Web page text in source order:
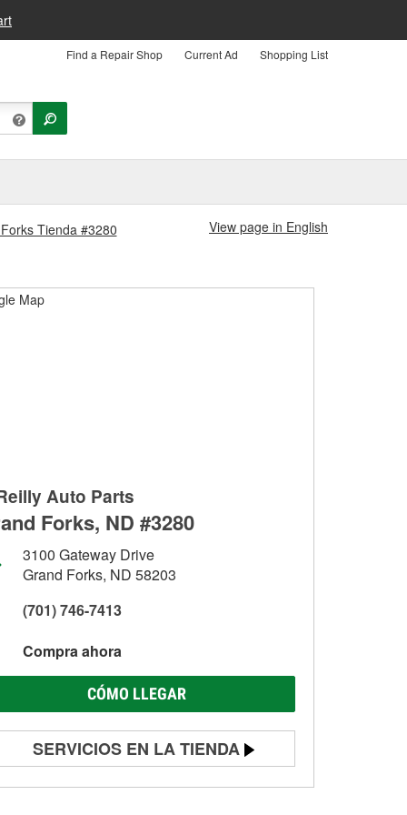
Find a Repair Shop Current Ad Shopping List
Tienda #3280
View page in English
Auto Parts
Forks, ND #3280
3100 Gateway Drive
Grand Forks, ND 58203
(701) 746-7413
Compra ahora
CÓMO LLEGAR
SERVICIOS EN LA TIENDA
Prueba de batería